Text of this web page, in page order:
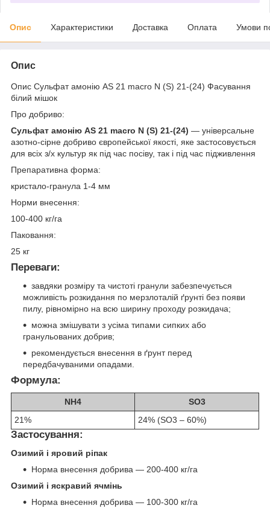
Опис Характеристики Доставка Оплата Умови
Опис
Опис Сульфат амонію AS 21 macro N (S) 21-(24) Фасування
білий мішок
Про добриво:
Сульфат амонію AS 21 macro N (S) 21-(24) — універсальне
азотно-сірне добриво європейської якості, яке застосовується
для всіх з/х культур як під час посіву, так і під час підживлення
Препаративна форма:
кристало-гранула 1-4 мм
Норми внесення:
100-400 кг/га
Паковання:
25 кг
Переваги:
завдяки розміру та чистоті гранули забезпечується
можливість розкидання по мерзлоталій ґрунті без появи
пилу, рівномірно на всю ширину проходу розкидача;
можна змішувати з усіма типами сипких або
гранульованих добрив;
рекомендується внесення в ґрунт перед
передбачуваними опадами.
Формула:
NH4
SO3
21%
24% (SO3 – 60%)
Застосування:
Озимий і яровий ріпак
Норма внесення добрива — 200-400 кг/га
Озимий і яскравий ячмінь
Норма внесення добрива — 100-300 кг/га